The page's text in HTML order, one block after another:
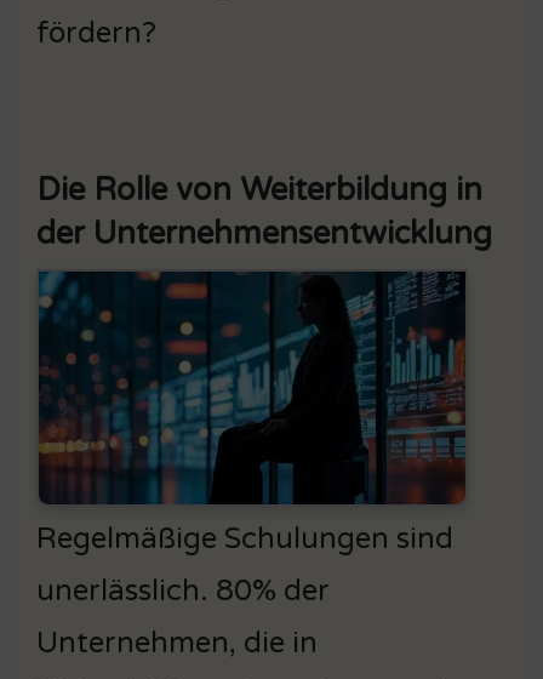
fördern?
Die Rolle von Weiterbildung in
der Unternehmensentwicklung
Regelmäßige Schulungen sind
unerlässlich. 80% der
Unternehmen, die in